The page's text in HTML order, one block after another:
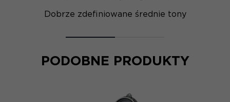
Dobrze zdefiniowane średnie tony
PODOBNE PRODUKTY